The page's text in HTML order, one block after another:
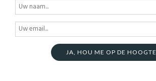
JA, HOU ME OP DE HOOGTE